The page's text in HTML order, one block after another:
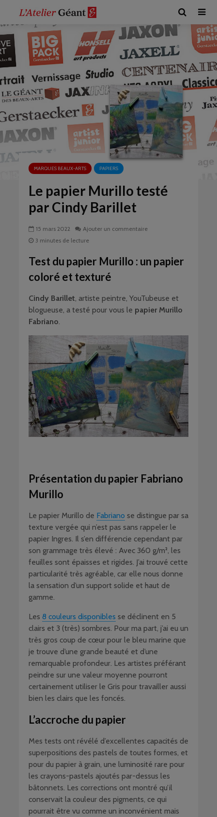
MARQUES BEAUX-ARTS PAPIERS
Le papier Murillo testé
par Cindy Barillet
15 mars 2022
Ajouter un commentaire
3 minutes de lecture
Test du papier Murillo : un papier
coloré et texturé
Cindy Barillet, artiste peintre, YouTubeuse et
blogueuse, a testé pour vous le papier Murillo
Fabriano.
Présentation du papier Fabriano
Murillo
Le papier Murillo de Fabriano se distingue par sa
texture vergée qui n’est pas sans rappeler le
papier Ingres. Il s’en différencie cependant par
son grammage très élevé : Avec 360 g/m², les
feuilles sont épaisses et rigides. J’ai trouvé cette
particularité très agréable, car elle nous donne
la sensation d’un support solide et haut de
gamme.
Les 8 couleurs disponibles se déclinent en 5
clairs et 3 (très) sombres. Pour ma part, j’ai eu un
très gros coup de cœur pour le bleu marine que
je trouve d’une grande beauté et d’une
remarquable profondeur. Les artistes préférant
peindre sur une valeur moyenne pourront
certainement utiliser le Gris pour travailler aussi
bien les clairs que les foncés.
L’accroche du papier
Mes tests ont révélé d’excellentes capacités de
superpositions des pastels de toutes formes, et
pour du papier à grain, une luminosité rare pour
les crayons-pastels ajoutés par-dessus les
bâtonnets. Les corrections ont montré qu’il
conservait la couleur des pigments, ce qui
pourrait être vu comme un inconvénient mais